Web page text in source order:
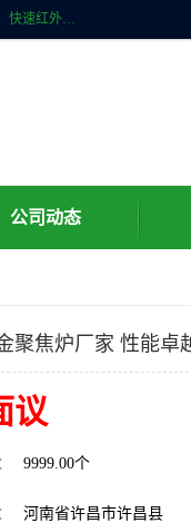
许昌市红外技术研究所有限公司主要产品有：红外辐射（吸收）涂料、红外加热元件、红外辐射加热模块（板）、红外辐射加热炉（箱）、快速红外辐射加热器、系列高端红外加热实验设备、系列红外加热控制器等。
公司动态
聚焦炉厂家 性能卓
议
9999.00个
河南省许昌市许昌县